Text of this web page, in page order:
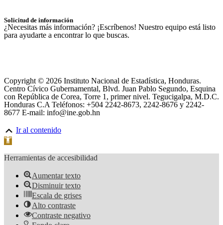
Solicitud de información
¿Necesitas más información? ¡Escríbenos! Nuestro equipo está listo
para ayudarte a encontrar lo que buscas.
Copyright © 2026 Instituto Nacional de Estadística, Honduras.
Centro Cívico Gubernamental, Blvd. Juan Pablo Segundo, Esquina
con República de Corea, Torre 1, primer nivel. Tegucigalpa, M.D.C.
Honduras C.A Teléfonos: +504 2242-8673, 2242-8676 y 2242-
8677 E-mail: info@ine.gob.hn
Ir al contenido
Abrir barra de herramientas
Herramientas de accesibilidad
Aumentar texto
Disminuir texto
Escala de grises
Alto contraste
Contraste negativo